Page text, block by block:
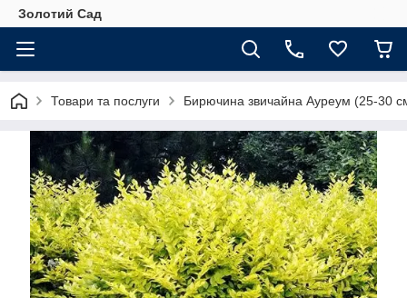
Золотий Сад
Товари та послуги Бирючина звичайна Ауреум (25-30